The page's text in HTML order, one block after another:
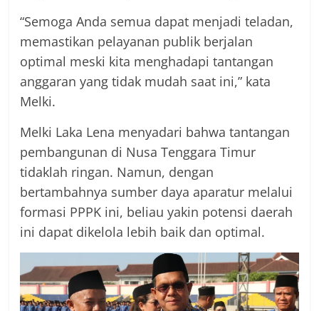
“Semoga Anda semua dapat menjadi teladan,
memastikan pelayanan publik berjalan
optimal meski kita menghadapi tantangan
anggaran yang tidak mudah saat ini,” kata
Melki.
Melki Laka Lena menyadari bahwa tantangan
pembangunan di Nusa Tenggara Timur
tidaklah ringan. Namun, dengan
bertambahnya sumber daya aparatur melalui
formasi PPPK ini, beliau yakin potensi daerah
ini dapat dikelola lebih baik dan optimal.